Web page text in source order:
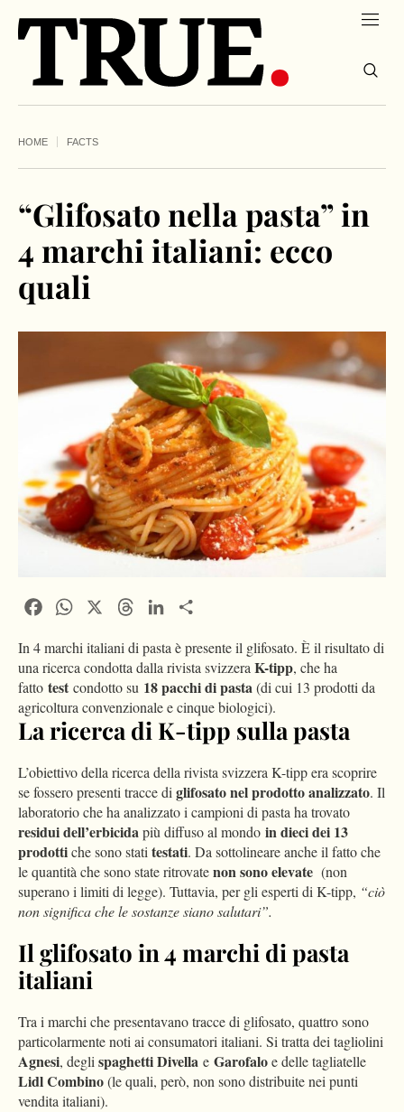
HOME FACTS
“Glifosato nella pasta” in
4 marchi italiani: ecco
quali
FacebookWhatsApp ThreadsLinkedIn
In 4 marchi italiani di pasta è presente il glifosato. È il risultato di
una ricerca condotta dalla rivista svizzeraK-tipp, che ha
fatto test condotto su 18 pacchi di pasta(di cui 13 prodotti da
agricoltura convenzionale e cinque biologici).
La ricerca di K-tipp sulla pasta
L’obiettivo della ricerca della rivista svizzera K-tipp era scoprire
se fossero presenti tracce diglifosato nel prodotto analizzato. Il
laboratorio che ha analizzato i campioni di pasta ha trovato
residui dell’erbicidapiù diffuso al mondo in dieci dei 13
prodottiche sono statitestati. Da sottolineare anche il fatto che
le quantità che sono state ritrovatenon sono elevate (non
superano i limiti di legge). Tuttavia, per gli esperti di K-tipp, “ciò
non significa che le sostanze siano salutari”.
Il glifosato in 4 marchi di pasta
italiani
Tra i marchi che presentavano tracce di glifosato, quattro sono
particolarmente noti ai consumatori italiani. Si tratta dei tagliolini
Agnesi, deglispaghettiDivella e Garofaloe delle tagliatelle
Lidl Combino(le quali, però, non sono distribuite nei punti
vendita italiani).